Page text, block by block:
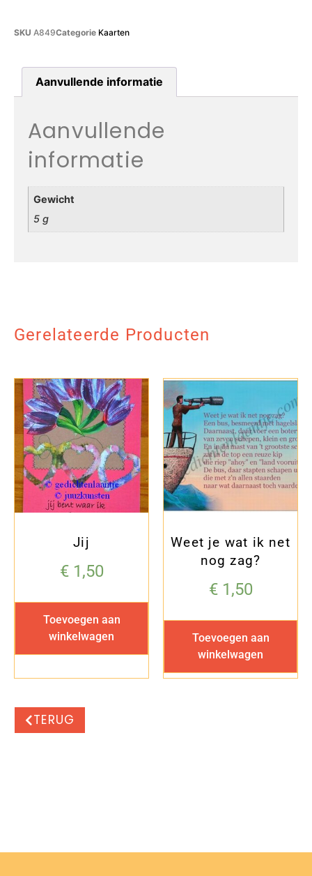
SKU A849Categorie Kaarten
Aanvullende informatie
Aanvullende
informatie
Gewicht
5 g
Gerelateerde Producten
Jij
€1,50
Toevoegen aan
winkelwagen
Weet je wat ik net
nog zag?
€1,50
Toevoegen aan
winkelwagen
TERUG